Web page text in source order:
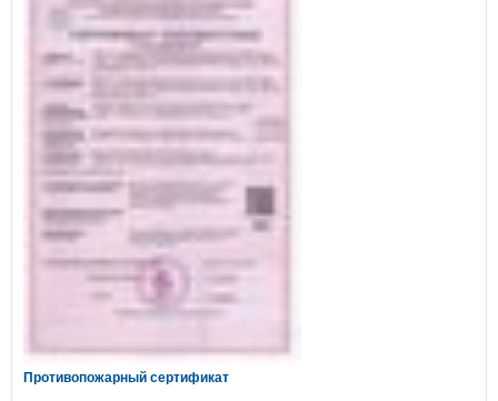
Противопожарный сертификат